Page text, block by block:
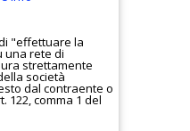
"effettuare la
una rete di
strettamente
società
dal contraente o
comma 1 del